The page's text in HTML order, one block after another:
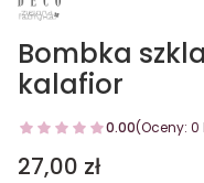
Bombka
kalafior
0.00(Oceny: 0
Cena
27,00 zł